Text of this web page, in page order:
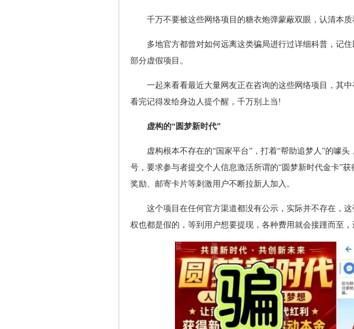
千万不要被这些网络项目的糖衣炮弹蒙蔽双眼，认清本
多地官方都曾对如何远离这类骗局进行过详细科普，记
部分虚假项目。
一起来看看最近大量网友正在咨询的这些网络项目，其
看完记得发给身边人提个醒，千万别上当!
虚构的“圆梦新时代”
虚构根本不存在的“国家平台”，打着“帮助追梦人”的噱
号，要求参与者提交个人信息激活所谓的“圆梦新时代金卡”
奖励、邮寄卡片等刺激用户不断拉新人加入。
这个项目在任何官方渠道都没有公示，实际并不存在，
权也都是假的，等到用户想要提现，各种费用就会接踵而至